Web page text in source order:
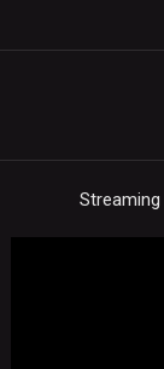
Streaming